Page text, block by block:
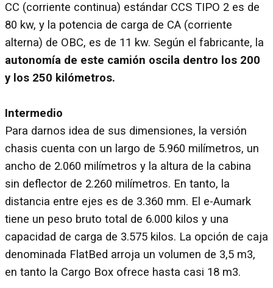
CC (corriente continua) estándar CCS TIPO 2 es de
80 kw, y la potencia de carga de CA (corriente
alterna) de OBC, es de 11 kw. Según el fabricante, la
autonomía de este camión oscila dentro los 200
y los 250 kilómetros.
Intermedio
Para darnos idea de sus dimensiones, la versión
chasis cuenta con un largo de 5.960 milímetros, un
ancho de 2.060 milímetros y la altura de la cabina
sin deflector de 2.260 milímetros. En tanto, la
distancia entre ejes es de 3.360 mm. El e-Aumark
tiene un peso bruto total de 6.000 kilos y una
capacidad de carga de 3.575 kilos. La opción de caja
denominada FlatBed arroja un volumen de 3,5 m3,
en tanto la Cargo Box ofrece hasta casi 18 m3.